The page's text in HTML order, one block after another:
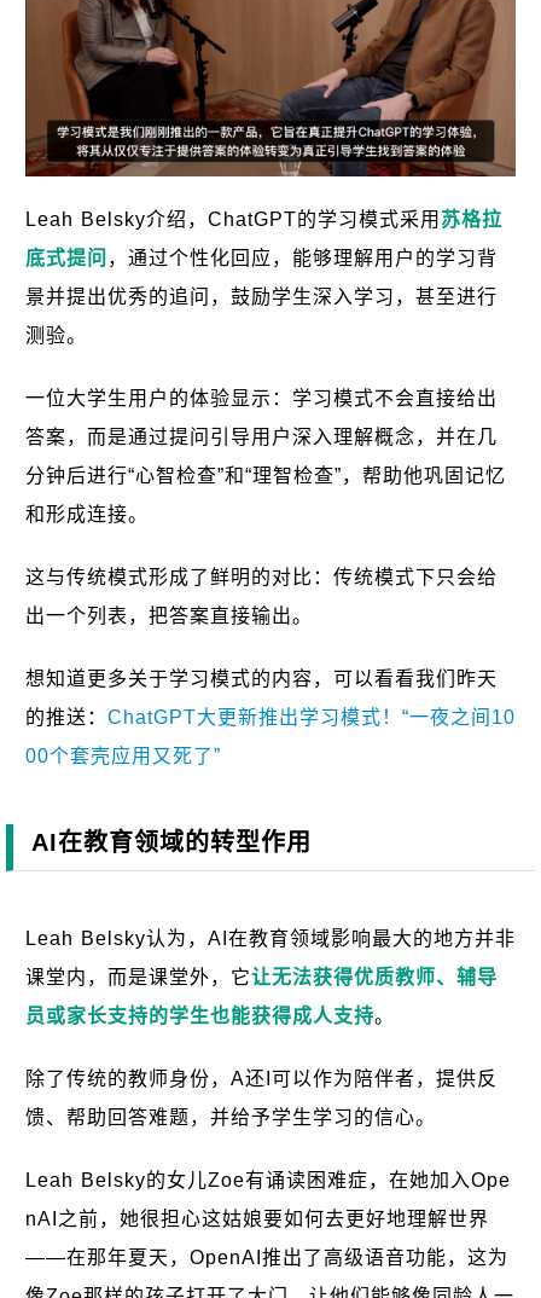
Leah Belsky介绍，ChatGPT的学习模式采用 苏格拉
底式提问 ，通过个性化回应，能够理解用户的学习背
景并提出优秀的追问，鼓励学生深入学习，甚至进行
测验。
一位大学生用户的体验显示：学习模式不会直接给出
答案，而是通过提问引导用户深入理解概念，并在几
分钟后进行“心智检查”和“理智检查”，帮助他巩固记忆
和形成连接。
这与传统模式形成了鲜明的对比：传统模式下只会给
出一个列表，把答案直接输出。
想知道更多关于学习模式的内容，可以看看我们昨天
的推送： ChatGPT大更新推出学习模式！“一夜之间10
00个套壳应用又死了”
AI在教育领域的转型作用
Leah Belsky认为，AI在教育领域影响最大的地方并非
课堂内，而是课堂外，它让无法获得优质教师、辅导
员或家长支持的学生也能获得成人支持。
除了传统的教师身份，A还I可以作为陪伴者，提供反
馈、帮助回答难题，并给予学生学习的信心。
Leah Belsky的女儿Zoe有诵读困难症，在她加入Ope
nAI之前，她很担心这姑娘要如何去更好地理解世界
——在那年夏天，OpenAI推出了高级语音功能，这为